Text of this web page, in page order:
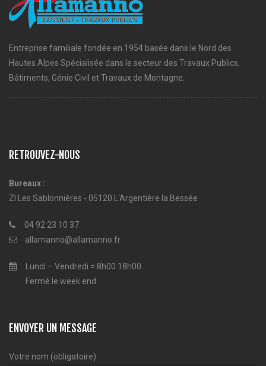
Entreprise familiale fondée en 1954 basée dans le Nord des
Hautes Alpes Spécialisée dans le secteur des Travaux Publics,
Bâtiments, Génie Civil et Travaux de Montagne.
RETROUVEZ-NOUS
Bureaux :
ZI Les Sablonnières - 05120 L'Argentière la Bessée
04 92 23 10 37
allamanno@allamanno.fr
Lundi – Vendredi = 8h00 18h00
Fermé le week end
ENVOYER UN MESSAGE
Votre nom (obligatoire)